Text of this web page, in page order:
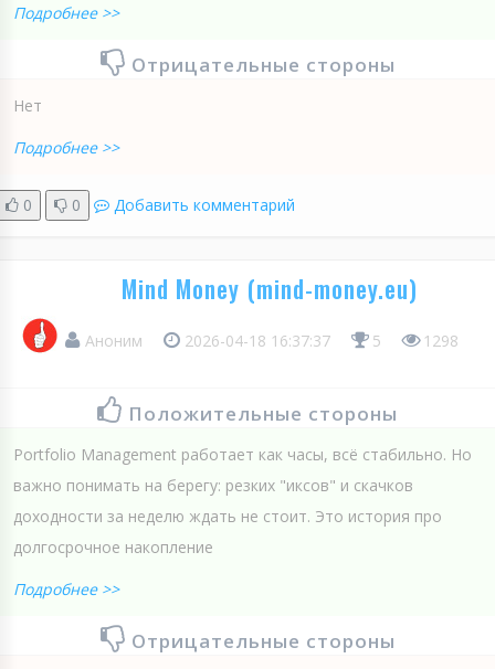
Подробнее >>
Отрицательные стороны
Нет
Подробнее >>
0 0 Добавить комментарий
Mind Money (mind-money.eu)
Аноним 2026-04-18 16:37:37 5 1298
Положительные стороны
Portfolio Management работает как часы, всё стабильно. Но
важно понимать на берегу: резких "иксов" и скачков
доходности за неделю ждать не стоит. Это история про
долгосрочное накопление
Подробнее >>
Отрицательные стороны